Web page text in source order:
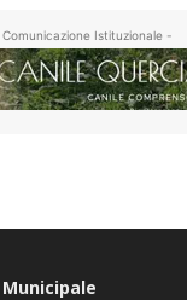
Istituzionale -